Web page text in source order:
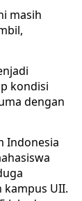
masih
kondisi
dengan
Indonesia
UII.